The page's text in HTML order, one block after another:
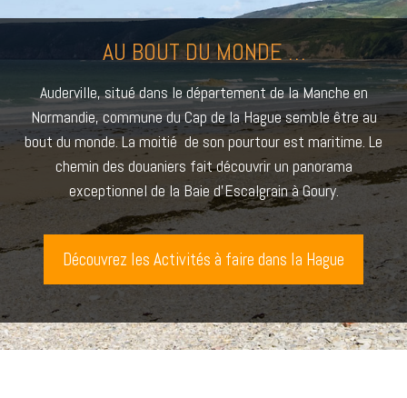
AU BOUT DU MONDE …
Auderville, situé dans le département de la Manche en
Normandie, commune du Cap de la Hague semble être au
bout du monde. La moitié de son pourtour est maritime. Le
chemin des douaniers fait découvrir un panorama
exceptionnel de la Baie d’Escalgrain à Goury.
Découvrez les Activités à faire dans la Hague